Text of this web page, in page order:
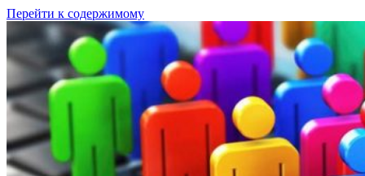
Перейти к содержимому